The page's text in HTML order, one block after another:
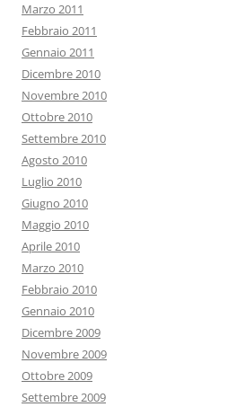
Marzo 2011
Febbraio 2011
Gennaio 2011
Dicembre 2010
Novembre 2010
Ottobre 2010
Settembre 2010
Agosto 2010
Luglio 2010
Giugno 2010
Maggio 2010
Aprile 2010
Marzo 2010
Febbraio 2010
Gennaio 2010
Dicembre 2009
Novembre 2009
Ottobre 2009
Settembre 2009